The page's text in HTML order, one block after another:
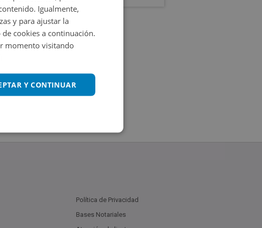
Política de Privacidad
Bases Notariales
Igualmente,
y para ajustar la
cookies a continuación.
momento visitando
Y CONTINUAR